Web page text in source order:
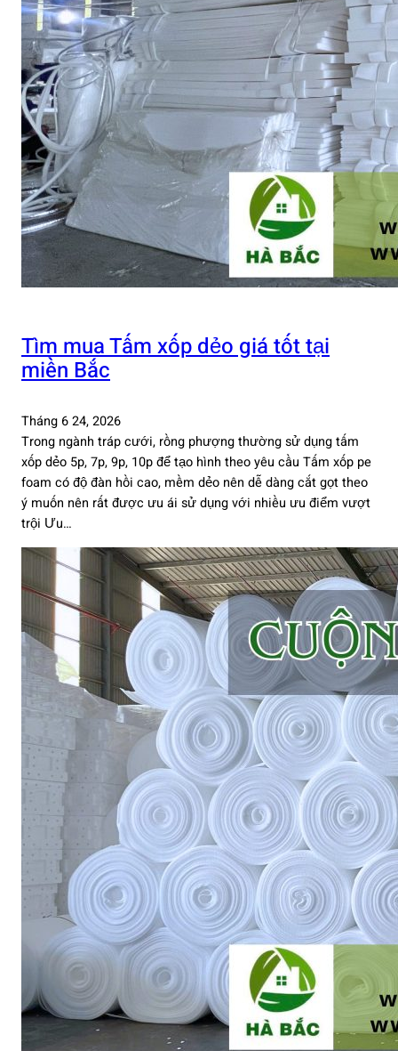
Tìm mua Tấm xốp dẻo giá tốt tại
miền Bắc
Tháng 6 24, 2026
Trong ngành tráp cưới, rồng phượng thường sử dụng tấm
xốp dẻo 5p, 7p, 9p, 10p để tạo hình theo yêu cầu Tấm xốp pe
foam có độ đàn hồi cao, mềm dẻo nên dễ dàng cắt gọt theo
ý muốn nên rất được ưu ái sử dụng với nhiều ưu điểm vượt
trội Ưu…